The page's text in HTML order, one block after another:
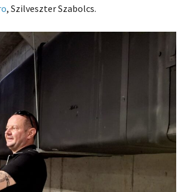
, Szilveszter Szabolcs.